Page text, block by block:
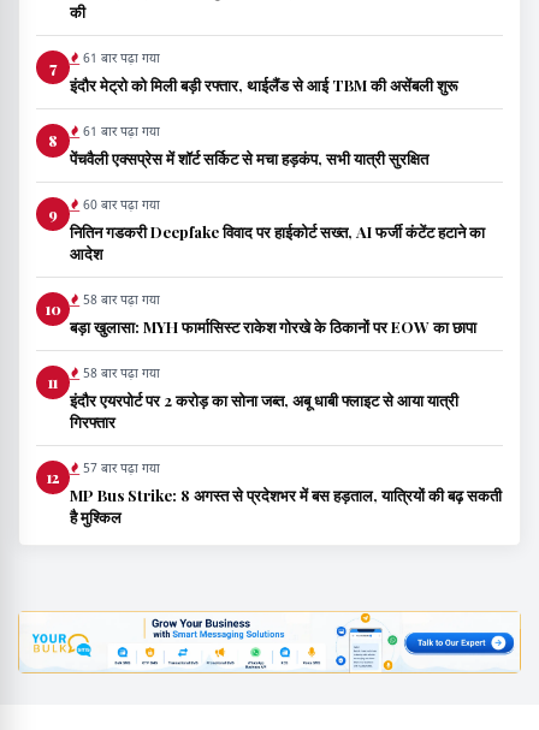
की
7 61 बार पढ़ा गया
इंदौर मेट्रो को मिली बड़ी रफ्तार, थाईलैंड से आई TBM की असेंबली शुरू
8 61 बार पढ़ा गया
पेंचवैली एक्सप्रेस में शॉर्ट सर्किट से मचा हड़कंप, सभी यात्री सुरक्षित
9 60 बार पढ़ा गया
नितिन गडकरी Deepfake विवाद पर हाईकोर्ट सख्त, AI फर्जी कंटेंट हटाने का
आदेश
10 58 बार पढ़ा गया
बड़ा खुलासा: MYH फार्मासिस्ट राकेश गोरखे के ठिकानों पर EOW का छापा
11 58 बार पढ़ा गया
इंदौर एयरपोर्ट पर 2 करोड़ का सोना जब्त, अबू धाबी फ्लाइट से आया यात्री
गिरफ्तार
12 57 बार पढ़ा गया
MP Bus Strike: 8 अगस्त से प्रदेशभर में बस हड़ताल, यात्रियों की बढ़ सकती
है मुश्किल